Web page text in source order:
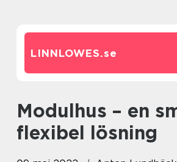
LINNLOWES.se
Modulhus – en smart och
flexibel lösning